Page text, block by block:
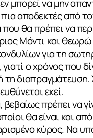
μπορεί να μην
πια αποδεκτές από
θα πρέπει να
Μόντι και
για τη
ο χρόνος που
διαπραγμάτευση.
εκεί.
πρέπει να
θα είναι και
κύρος. Να